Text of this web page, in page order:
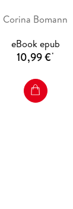
Corina Bomann
eBook epub
10,99 €*